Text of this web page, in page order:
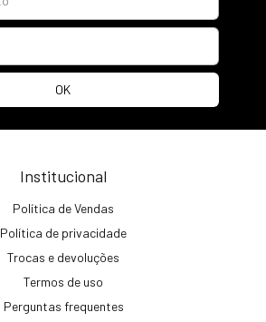
Institucional
Política de Vendas
Política de privacidade
Trocas e devoluções
Termos de uso
Perguntas frequentes